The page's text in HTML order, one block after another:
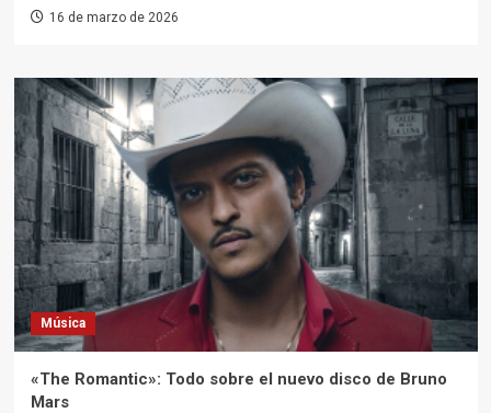
16 de marzo de 2026
Música
«The Romantic»: Todo sobre el nuevo disco de Bruno
Mars